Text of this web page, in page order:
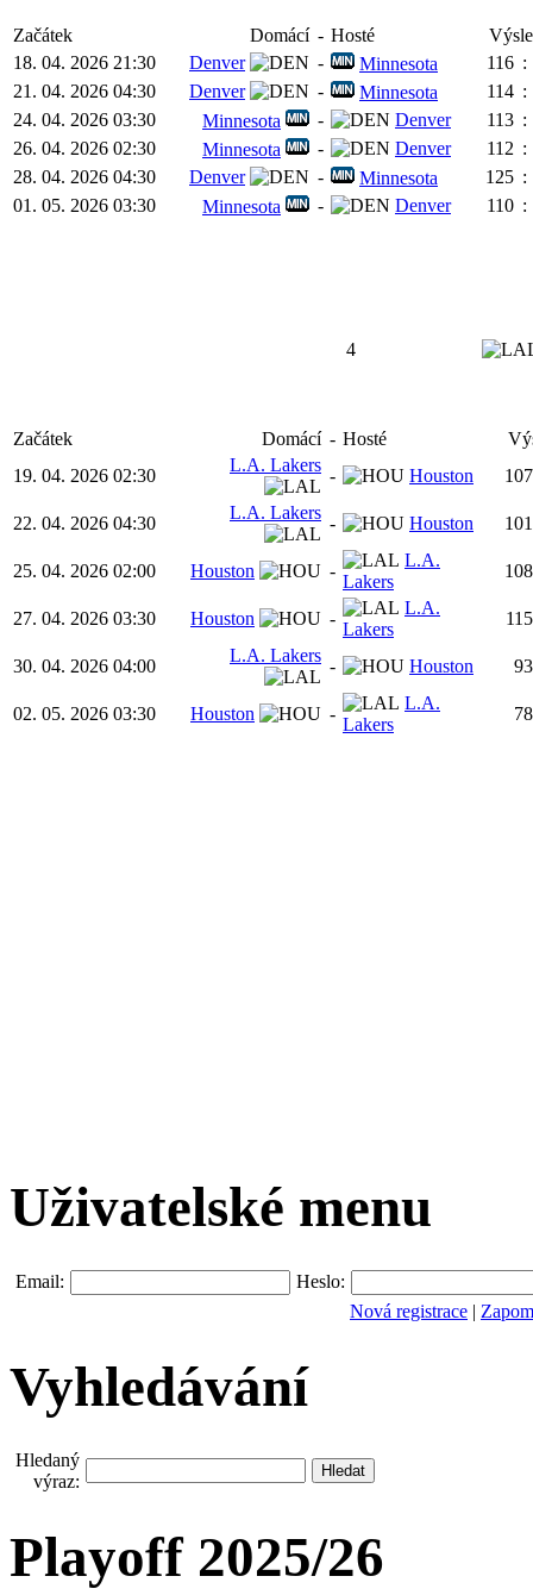
Začátek Domácí - Hosté
18. 04. 2026 21:30
Denver - Minnesota 116 :
21. 04. 2026 04:30
Denver - Minnesota 114 :
24. 04. 2026 03:30
Minnesota - Denver 113 :
26. 04. 2026 02:30
Minnesota - Denver 112 :
28. 04. 2026 04:30
Denver - Minnesota 125 :
01. 05. 2026 03:30
Minnesota - Denver 110 :
4
Začátek Domácí - Hosté
19. 04. 2026 02:30
L.A. Lakers
- Houston 107
22. 04. 2026 04:30
L.A. Lakers
- Houston 101
25. 04. 2026 02:00 Houston -
L.A.
Lakers
108
27. 04. 2026 03:30 Houston -
L.A.
Lakers
115
30. 04. 2026 04:00
L.A. Lakers
- Houston 93
02. 05. 2026 03:30 Houston -
L.A.
Lakers
78
Uživatelské menu
Email:
Heslo:
Nová registrace |
Vyhledávání
Hledaný
výraz:
Playoff 2025/26